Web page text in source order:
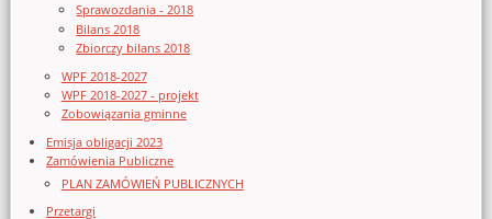
Sprawozdania - 2018
Bilans 2018
Zbiorczy bilans 2018
WPF 2018-2027
WPF 2018-2027 - projekt
Zobowiązania gminne
Emisja obligacji 2023
Zamówienia Publiczne
PLAN ZAMÓWIEŃ PUBLICZNYCH
Przetargi